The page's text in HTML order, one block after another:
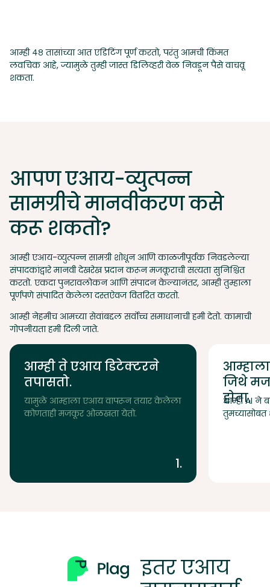
आम्ही ४८ तासांच्या आत एडिटिंग पूर्ण करतो, परंतु आमची किंमत
लवचिक आहे, ज्यामुळे तुम्ही जास्त डिलिव्हरी वेळ निवडून पैसे वाचवू
शकता.
आपण एआय-व्युत्पन्न
सामग्रीचे मानवीकरण कसे
करू शकतो?
आम्ही एआय-व्युत्पन्न सामग्री शोधून आणि काळजीपूर्वक निवडलेल्या
संपादकांद्वारे मानवी देखरेख प्रदान करून मजकूराची सत्यता सुनिश्चित
करतो. एकदा पुनरावलोकन आणि संपादन केल्यानंतर, आम्ही तुम्हाला
पूर्णपणे संपादित केलेला दस्तऐवज वितरित करतो.
आम्ही नेहमीच आमच्या सेवांबद्दल सर्वोच्च समाधानाची हमी देतो. कामाची
गोपनीयता हमी दिली जाते.
आम्ही ते एआय डिटेक्टरने
तपासतो.
यामुळे आम्हाला एआय वापरून तयार केलेला
कोणताही मजकूर ओळखता येतो.
1.
जिथे
होता.
आम्ही AI ने
इतर एआय